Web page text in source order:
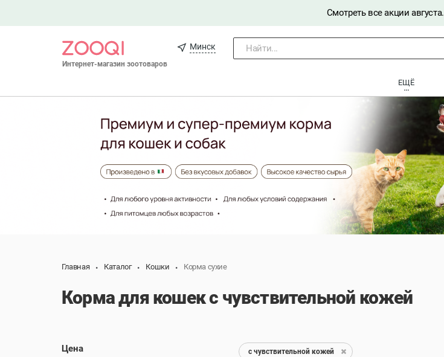
Смотреть все акции августа.
Интернет-магазин зоотоваров
Минск Найти...
ЕЩЁ
Главная Каталог Кошки Корма сухие
Корма для кошек с чувствительной кожей
Цена с чувствительной кожей